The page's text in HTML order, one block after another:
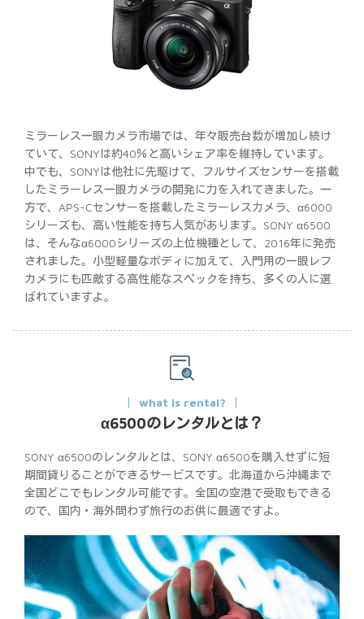
ミラーレス一眼カメラ市場では、年々販売台数が増加し続け
ていて、SONYは約40％と高いシェア率を維持しています。
中でも、SONYは他社に先駆けて、フルサイズセンサーを搭載
したミラーレス一眼カメラの開発に力を入れてきました。一
方で、APS-Cセンサーを搭載したミラーレスカメラ、α6000
シリーズも、高い性能を持ち人気があります。SONY α6500
は、そんなα6000シリーズの上位機種として、2016年に発売
されました。小型軽量なボディに加えて、入門用の一眼レフ
カメラにも匹敵する高性能なスペックを持ち、多くの人に選
ばれていますよ。
what is rental?
α6500のレンタルとは？
SONY α6500のレンタルとは、SONY α6500を購入せずに短
期間貸りることができるサービスです。北海道から沖縄まで
全国どこでもレンタル可能です。全国の空港で受取もできる
ので、国内・海外問わず旅行のお供に最適ですよ。